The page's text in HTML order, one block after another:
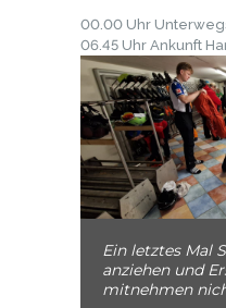
00.00 Uhr
06.45 Uhr Ankunft
Ein letztes Mal
anziehen und
mitnehmen